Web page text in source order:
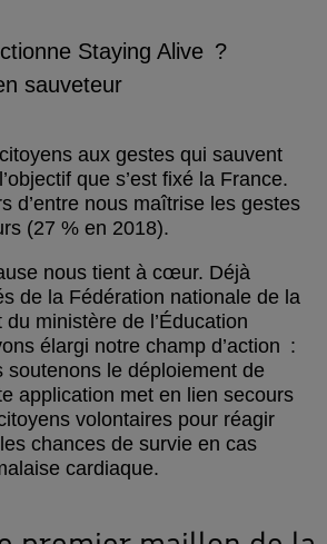
Staying Alive ?
sauveteur
aux gestes qui sauvent
que s’est fixé la France.
d’entre nous maîtrise les gestes
(27 % en 2018).
nous tient à cœur. Déjà
de la Fédération nationale de la
ministère de l’Éducation
élargi notre champ d’action :
soutenons le déploiement de
application met en lien secours
volontaires pour réagir
chances de survie en cas
cardiaque.